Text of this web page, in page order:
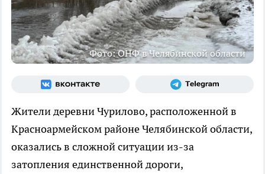
Фото: ОНФ в Челябинской области
Жители деревни Чурилово, расположенной в
Красноармейском районе Челябинской области,
оказались в сложной ситуации из-за
затопления единственной дороги,